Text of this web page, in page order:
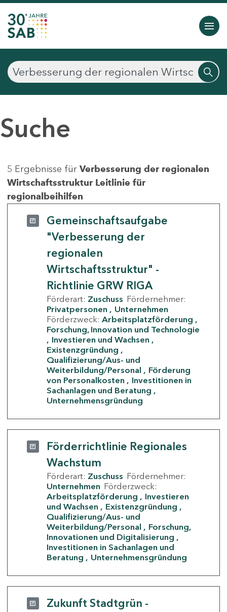
Suche
5 Ergebnisse für Verbesserung der regionalen
Wirtschaftsstruktur Leitlinie für
regionalbeihilfen
Gemeinschaftsaufgabe
"Verbesserung der
regionalen
Wirtschaftsstruktur" -
Richtlinie GRW RIGA
Förderart: Zuschuss Fördernehmer:
Privatpersonen
Unternehmen
Förderzweck: Arbeitsplatzförderung
Forschung, Innovation und Technologie
Investieren und Wachsen
Existenzgründung
Qualifizierung/Aus- und
Weiterbildung/Personal
Förderung
von Personalkosten
Investitionen in
Sachanlagen und Beratung
Unternehmensgründung
Förderrichtlinie Regionales
Wachstum
Förderart: Zuschuss Fördernehmer:
Unternehmen Förderzweck:
Arbeitsplatzförderung
Investieren
und Wachsen
Existenzgründung
Qualifizierung/Aus- und
Weiterbildung/Personal
Forschung,
Innovationen und Digitalisierung
Investitionen in Sachanlagen und
Beratung
Unternehmensgründung
Zukunft Stadtgrün -